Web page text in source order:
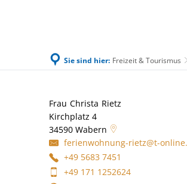
Familie & Leben
Sie sind hier: Freizeit & Tourismus
Ferienwohnung
Frau Christa Rietz
Kirchplatz 4
34590 Wabern
ferienwohnung-rietz@t-
+49 5683 7451
+49 171 1252624